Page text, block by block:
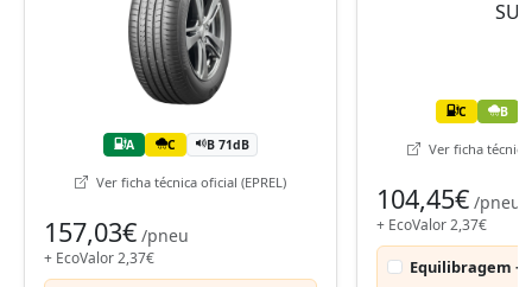
A C B 71dB
Ver ficha técnica oficial (EPREL)
157,03€ /pneu
+ EcoValor 2,37€
C B
Ver ficha técnica
104,45€ /pneu
+ EcoValor 2,37€
Equilibragem +